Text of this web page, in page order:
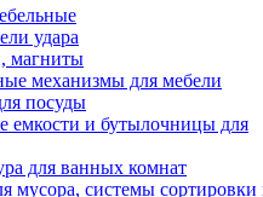
удара
магниты
механизмы для мебели
посуды
емкости и бутылочницы для
для ванных комнат
мусора, системы сортировки